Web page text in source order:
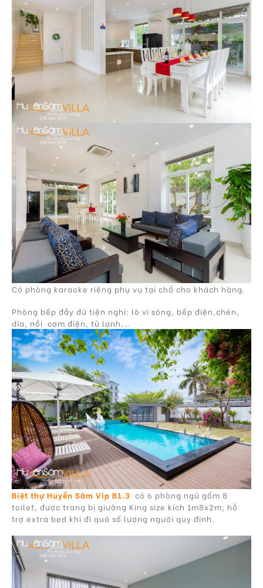
Có phòng karaoke riêng phụ vụ tại chổ cho khách hàng.
Phòng bếp đầy đủ tiện nghi: lò vi sóng, bếp điện,chén,
dĩa, nồi cơm điện, tủ lạnh,…
Biệt thự Huyền Sâm Vip B1.3 có 6 phòng ngủ gồm 8
toilet, được trang bị giường King size kích 1m8x2m; hỗ
trợ extra bed khi đi quá số lượng người quy định.